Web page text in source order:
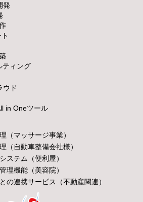
発
ティング
ウド
in Oneツール
（マッサージ事業）
（自動車整備会社様）
ステム（便利屋）
理機能（美容院）
の連携サービス（不動産関連）